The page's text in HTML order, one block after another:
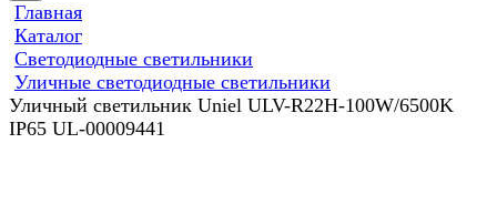
Главная
Каталог
Светодиодные светильники
Уличные светодиодные светильники
Уличный светильник Uniel ULV-R22H-100W/6500K
IP65 UL-00009441